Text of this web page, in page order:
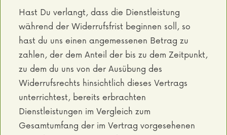
Hast Du verlangt, dass die Dienstleistung
während der Widerrufsfrist beginnen soll, so
hast du uns einen angemessenen Betrag zu
zahlen, der dem Anteil der bis zu dem Zeitpunkt,
zu dem du uns von der Ausübung des
Widerrufsrechts hinsichtlich dieses Vertrags
unterrichtest, bereits erbrachten
Dienstleistungen im Vergleich zum
Gesamtumfang der im Vertrag vorgesehenen